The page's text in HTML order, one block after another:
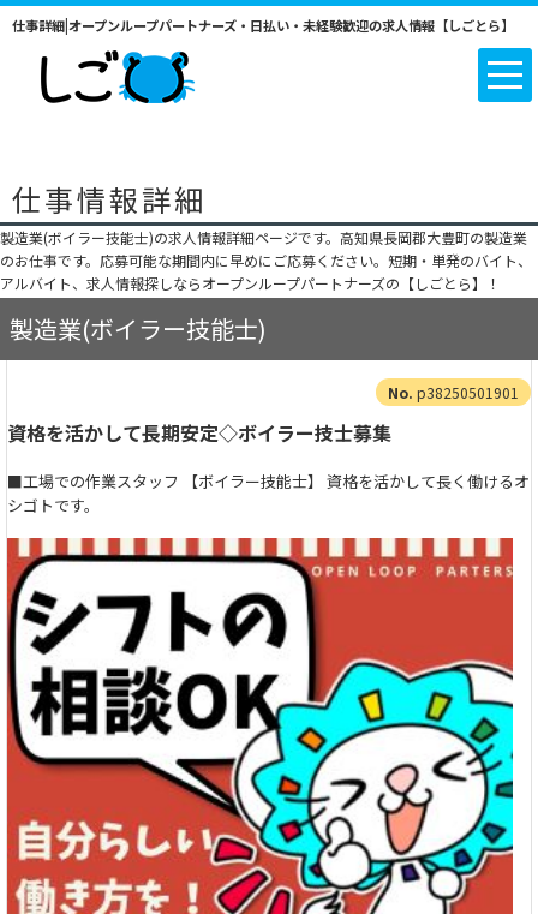
仕事詳細|オープンループパートナーズ・日払い・未経験歓迎の求人情報【しごとら】
仕事情報詳細
製造業(ボイラー技能士)の求人情報詳細ページです。高知県長岡郡大豊町の製造業
のお仕事です。応募可能な期間内に早めにご応募ください。短期・単発のバイト、
アルバイト、求人情報探しならオープンループパートナーズの【しごとら】！
製造業(ボイラー技能士)
p38250501901
資格を活かして長期安定◇ボイラー技士募集
■工場での作業スタッフ 【ボイラー技能士】 資格を活かして長く働けるオ
シゴトです。